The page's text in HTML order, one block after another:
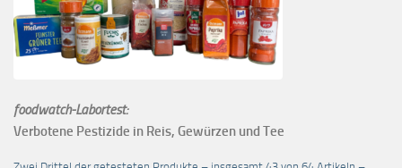
foodwatch-Labortest:
Verbotene Pestizide in Reis, Gewürzen und Tee